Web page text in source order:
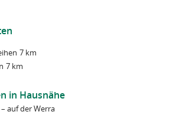
7 km
7 km
in Hausnähe
auf der Werra